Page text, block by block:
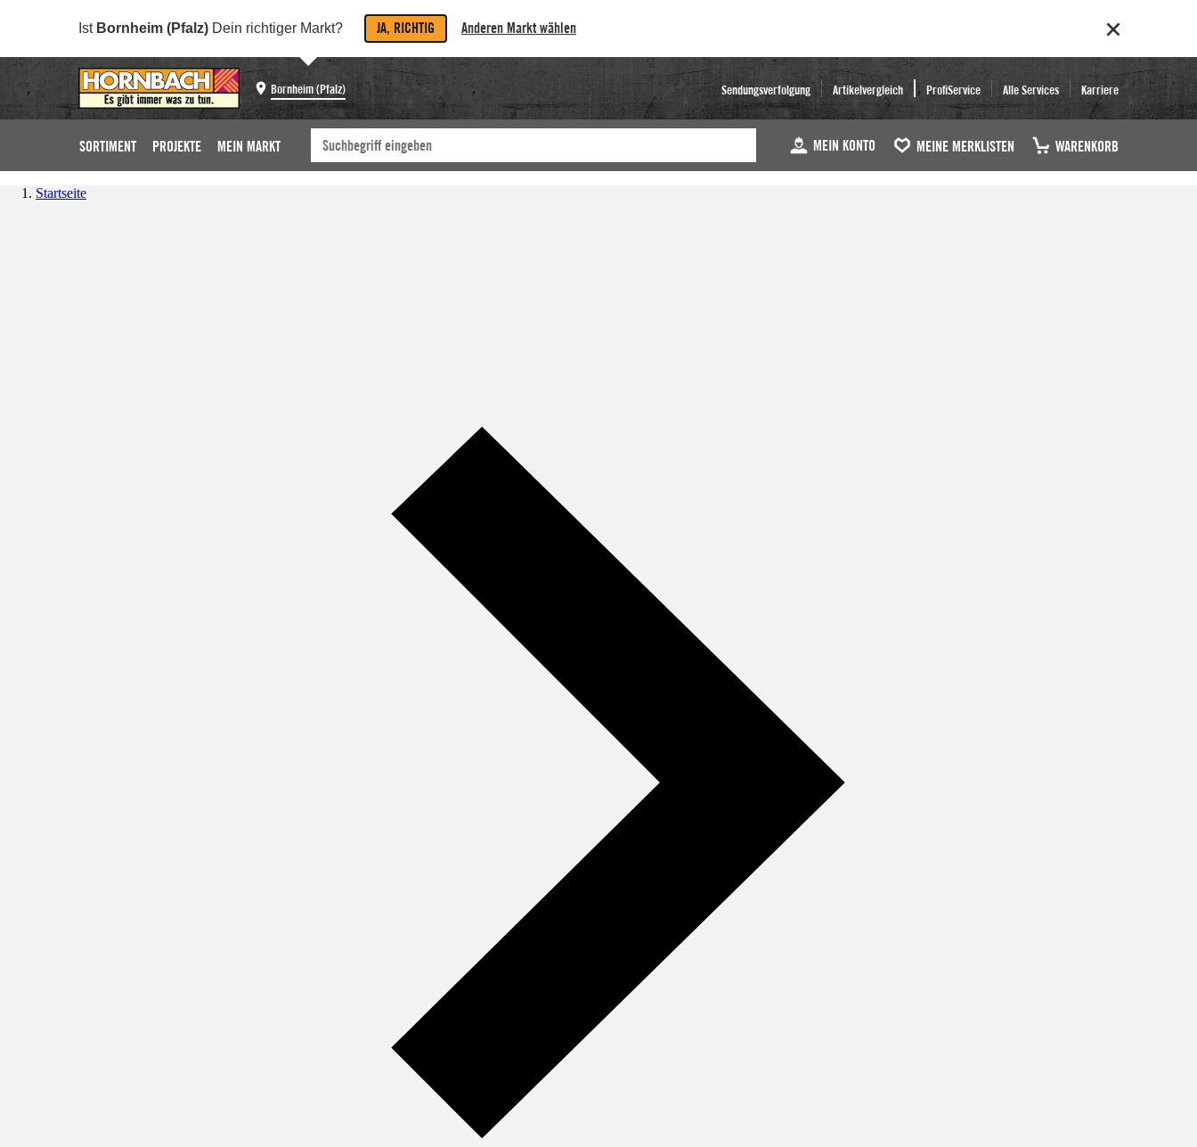
Ist Bornheim (Pfalz) Dein richtiger Markt? JA, RICHTIG Anderen Markt wählen
Bornheim (Pfalz) Sendungsverfolgung Artikelvergleich ProfiService Alle Services Karriere
SORTIMENT PROJEKTE MEIN MARKT MEIN KONTO MEINE MERKLISTEN WARENKORB
Startseite